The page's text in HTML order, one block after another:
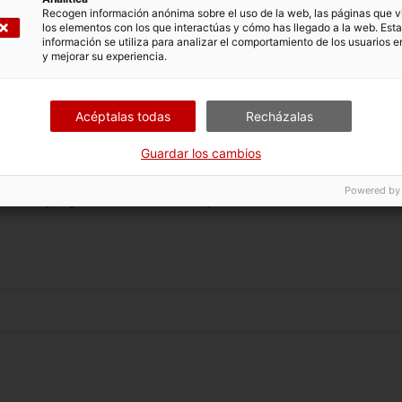
en forma de proyectos
a proveedores acreditados por
de un proyecto R+D+I europeo colaborativo (no
El servicio de asesoramiento puede consistir, entre
crear el consorcio, capacitación, apoyo en aplicación
Recogen información anónima sobre el uso de la web, las páginas que
los elementos con los que interactúas y cómo has llegado a la web. Esta
información se utiliza para analizar el comportamiento de los usuarios
y mejorar su experiencia.
Acéptalas todas Recházalas
Guardar los cambios
Powered by